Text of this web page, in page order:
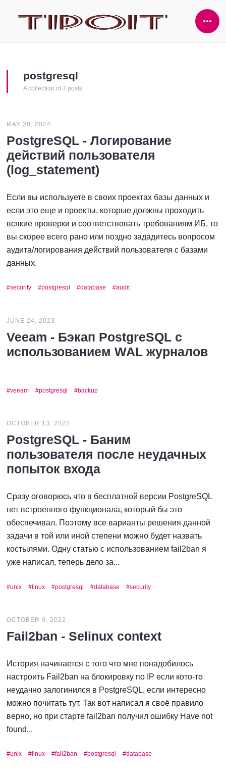
postgresql
A collection of 7 posts
MAY 20, 2024
PostgreSQL - Логирование
действий пользователя
(log_statement)
Если вы используете в своих проектах базы данных и
если это еще и проекты, которые должны проходить
всякие проверки и соответствовать требованиям ИБ, то
вы скорее всего рано или поздно зададитесь вопросом
аудита/логирования действий пользователя с базами
данных.
security postgresql database audit
JUNE 24, 2023
Veeam - Бэкап PostgreSQL с
использованием WAL журналов
veeam postgresql backup
OCTOBER 13, 2022
PostgreSQL - Баним
пользователя после неудачных
попыток входа
Сразу оговорюсь что в бесплатной версии PostgreSQL
нет встроенного функционала, который бы это
обеспечивал. Поэтому все варианты решения данной
задачи в той или иной степени можно будет назвать
костылями. Одну статью с использованием fail2ban я
уже написал, теперь дело за...
unix linux postgresql database security
OCTOBER 9, 2022
Fail2ban - Selinux context
История начинается с того что мне понадобилось
настроить Fail2ban на блокировку по IP если кото-то
неудачно залогинился в PostgreSQL, если интересно
можно почитать тут. Так вот написал я своё правило
верно, но при старте fail2ban получил ошибку Have not
found...
unix linux fail2ban postgresql database